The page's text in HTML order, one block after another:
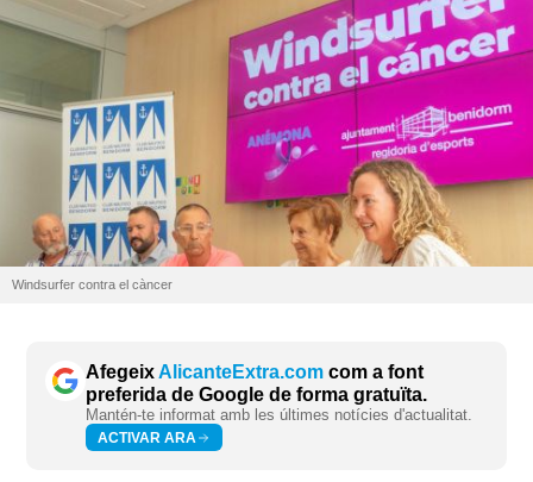
Windsurfer contra el càncer
AfegeixAlicanteExtra.com com a font
preferida de Google de forma gratuïta.
Mantén-te informat amb les últimes notícies d'actualitat.
ACTIVAR ARA